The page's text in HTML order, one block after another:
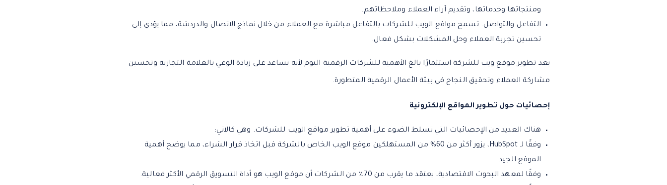
ومنتجاتها وخدماتها، وتقديم آراء العملاء وملاحظاتهم.
التفاعل والتواصل. تسمح مواقع الويب للشركات بالتفاعل مباشرة مع العملاء من خلال نماذج الاتصال والدردشة، مما يؤدي إلى
تحسين تجربة العملاء وحل المشكلات بشكل فعال.
يعد تطوير موقع ويب للشركة استثمارًا بالغ الأهمية للشركات الرقمية اليوم لأنه يساعد على زيادة الوعي بالعلامة التجارية وتحسين
مشاركة العملاء وتحقيق النجاح في بيئة الأعمال الرقمية المتطورة.
إحصائيات حول تطوير المواقع الإلكترونية
هناك العديد من الإحصائيات التي تسلط الضوء على أهمية تطوير مواقع الويب للشركات. وهي كالاتي:
وفقًا لـ HubSpot، يزور أكثر من 60% من المستهلكين موقع الويب الخاص بالشركة قبل اتخاذ قرار الشراء، مما يوضح أهمية
الموقع الجيد.
وفقًا لمعهد البحوث الاقتصادية، يعتقد ما يقرب من 70٪ من الشركات أن موقع الويب هو أداة التسويق الرقمي الأكثر فعالية.